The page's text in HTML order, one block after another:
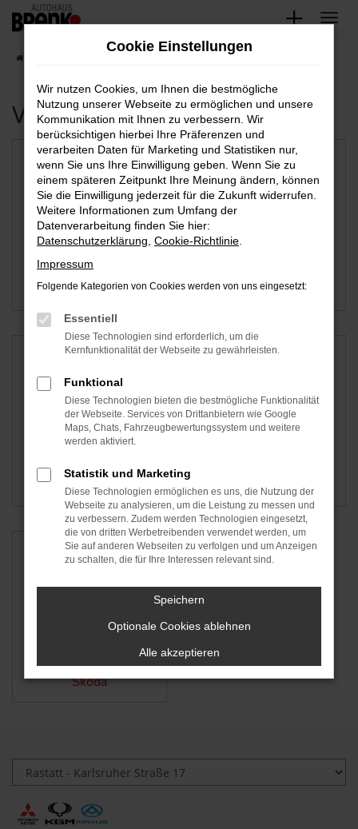
Zum
springen
Verfügbare Marken
Kia VW
Hyundai Seat
Škoda
Cookie Einstellungen
Wir nutzen Cookies, um Ihnen die bestmögliche
Nutzung unserer Webseite zu ermöglichen und unsere
Kommunikation mit Ihnen zu verbessern. Wir
berücksichtigen hierbei Ihre Präferenzen und
verarbeiten Daten für Marketing und Statistiken nur,
wenn Sie uns Ihre Einwilligung geben. Wenn Sie zu
einem späteren Zeitpunkt Ihre Meinung ändern, können
Sie die Einwilligung jederzeit für die Zukunft widerrufen.
Weitere Informationen zum Umfang der
Datenverarbeitung finden Sie hier:
Datenschutzerklärung Cookie-Richtlinie
Impressum
Folgende Kategorien von Cookies werden von uns eingesetzt:
Essentiell
Diese Technologien sind erforderlich, um die
Kernfunktionalität der Webseite zu gewährleisten.
Funktional
Diese Technologien bieten die bestmögliche Funktionalität
der Webseite. Services von Drittanbietern wie Google
Maps, Chats, Fahrzeugbewertungssystem und weitere
werden aktiviert.
Statistik und Marketing
Diese Technologien ermöglichen es uns, die Nutzung der
Webseite zu analysieren, um die Leistung zu messen und
zu verbessern. Zudem werden Technologien eingesetzt,
die von dritten Werbetreibenden verwendet werden, um
Sie auf anderen Webseiten zu verfolgen und um Anzeigen
zu schalten, die für Ihre Interessen relevant sind.
Speichern
Optionale Cookies ablehnen
Alle akzeptieren